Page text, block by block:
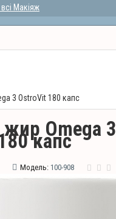
Макіяж
3 OstroVit 180 капс
Omega 3
капс
Модель: 100-908